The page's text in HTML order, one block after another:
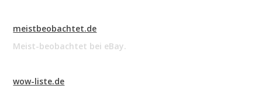
meistbeobachtet.de
Meist-beobachtet bei eBay.
wow-liste.de